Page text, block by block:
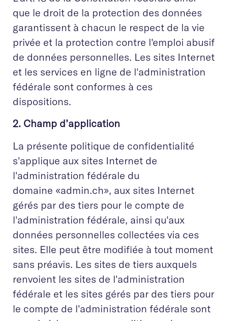
que le droit de la protection des données
garantissent à chacun le respect de la vie
privée et la protection contre l'emploi abusif
de données personnelles. Les sites Internet
et les services en ligne de l'administration
fédérale sont conformes à ces
dispositions.
2. Champ d’application
La présente politique de confidentialité
s'applique aux sites Internet de
l'administration fédérale du
domaine «admin.ch», aux sites Internet
gérés par des tiers pour le compte de
l'administration fédérale, ainsi qu'aux
données personnelles collectées via ces
sites. Elle peut être modifiée à tout moment
sans préavis. Les sites de tiers auxquels
renvoient les sites de l'administration
fédérale et les sites gérés par des tiers pour
le compte de l'administration fédérale sont